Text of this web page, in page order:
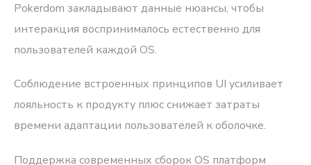
Pokerdom закладывают данные нюансы, чтобы
интеракция воспринималось естественно для
пользователей каждой OS.
Соблюдение встроенных принципов UI усиливает
лояльность к продукту плюс снижает затраты
времени адаптации пользователей к оболочке.
Поддержка современных сборок OS платформ